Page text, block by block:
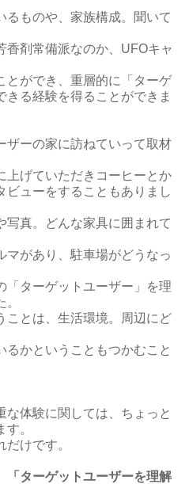
るものや、家族構成。聞いて
香剤常備派なのか、UFOキャ
とができ、重層的に「ターゲ
きる経験を得ることができま
ザーの家に訪ねていって取材
上げていただきコーヒーとか
ビューをすることもありまし
写真。どんな家具に囲まれて
マがあり、駐車場がどうなっ
「ターゲットユーザー」を理
ことは、生活環境。周辺にど
るかということもつかむこと
体験に関しては、ちょっと
。
けです。
「ターゲットユーザーを理解